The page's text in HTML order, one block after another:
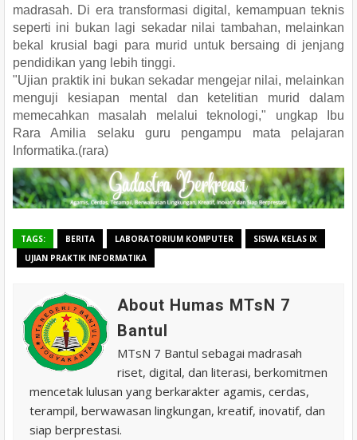
madrasah. Di era transformasi digital, kemampuan teknis
seperti ini bukan lagi sekadar nilai tambahan, melainkan
bekal krusial bagi para murid untuk bersaing di jenjang
pendidikan yang lebih tinggi.
"Ujian praktik ini bukan sekadar mengejar nilai, melainkan
menguji kesiapan mental dan ketelitian murid dalam
memecahkan masalah melalui teknologi," ungkap Ibu
Rara Amilia selaku guru pengampu mata pelajaran
Informatika.(rara)
TAGS: BERITA LABORATORIUM KOMPUTER
SISWA KELAS IX
UJIAN PRAKTIK INFORMATIKA
About Humas MTsN 7
Bantul
MTsN 7 Bantul sebagai madrasah
riset, digital, dan literasi, berkomitmen
mencetak lulusan yang berkarakter agamis, cerdas,
terampil, berwawasan lingkungan, kreatif, inovatif, dan
siap berprestasi.